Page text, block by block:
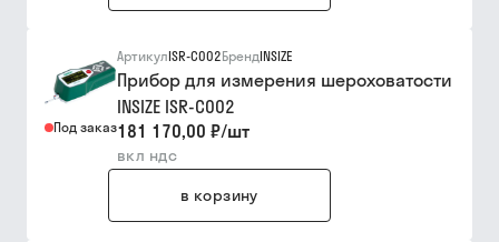
Под заказ
АртикулISR-C002БрендINSIZE
Прибор для измерения шероховатости
INSIZE ISR-C002
181 170,00 ₽/шт
вкл ндс
в корзину